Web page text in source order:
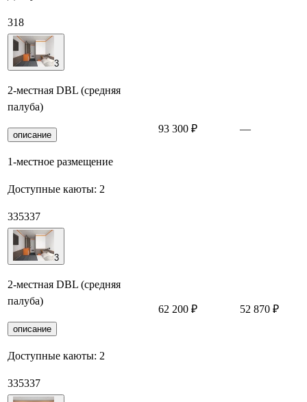
318
3
2-местная DBL (средняя
палуба)
описание
1-местное размещение
Доступные каюты: 2
335337
93 300 ₽ —
3
2-местная DBL (средняя
палуба)
описание
Доступные каюты: 2
335337
62 200 ₽ 52 870 ₽